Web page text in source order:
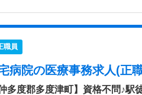
職員
病院の医療事務求人(正
多度郡多度津町】資格不問♪